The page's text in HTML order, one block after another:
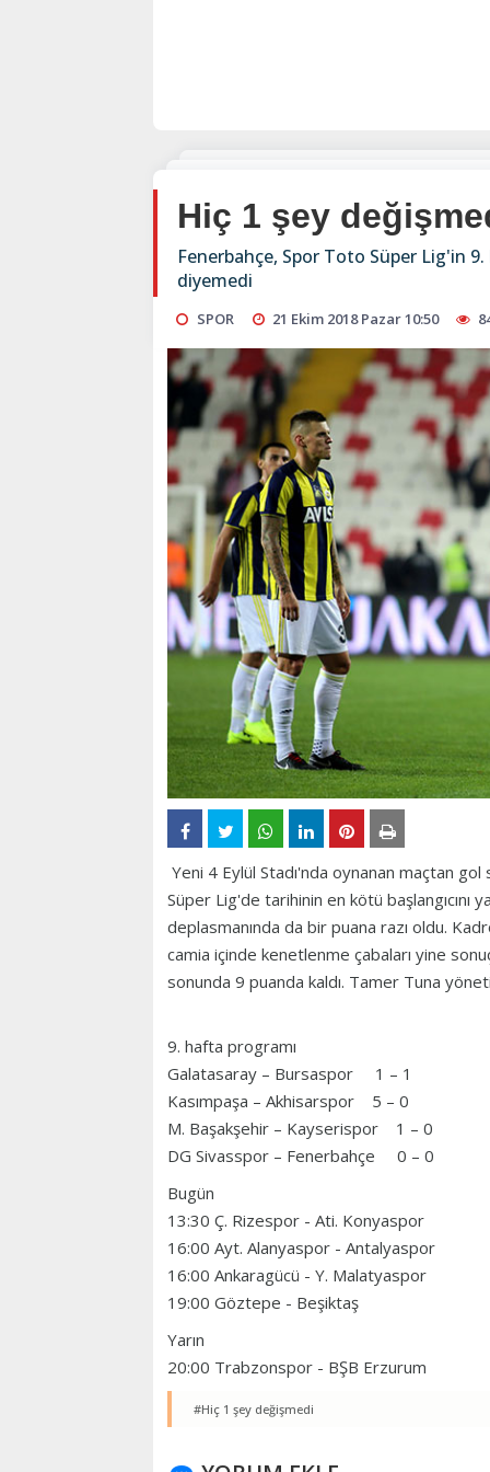
Hiç 1 şey
Fenerbahçe, Spor Toto Süper Lig'in
diyemedi
SPOR 21 Ekim 2018 Pazar 10:50
Yeni 4 Eylül Stadı'nda oynanan maçtan
Süper Lig'de tarihinin en kötü
deplasmanında da bir puana razı oldu.
camia içinde kenetlenme çabaları yine
sonunda 9 puanda kaldı. Tamer Tuna
9. hafta programı
Galatasaray – Bursaspor 1 – 1
Kasımpaşa – Akhisarspor 5 – 0
M. Başakşehir – Kayserispor 1 – 0
DG Sivasspor – Fenerbahçe 0 – 0
Bugün
13:30 Ç. Rizespor - Ati. Konyaspor
16:00 Ayt. Alanyaspor - Antalyaspor
16:00 Ankaragücü - Y. Malatyaspor
19:00 Göztepe - Beşiktaş
Yarın
20:00 Trabzonspor - BŞB Erzurum
#Hiç 1 şey değişmedi